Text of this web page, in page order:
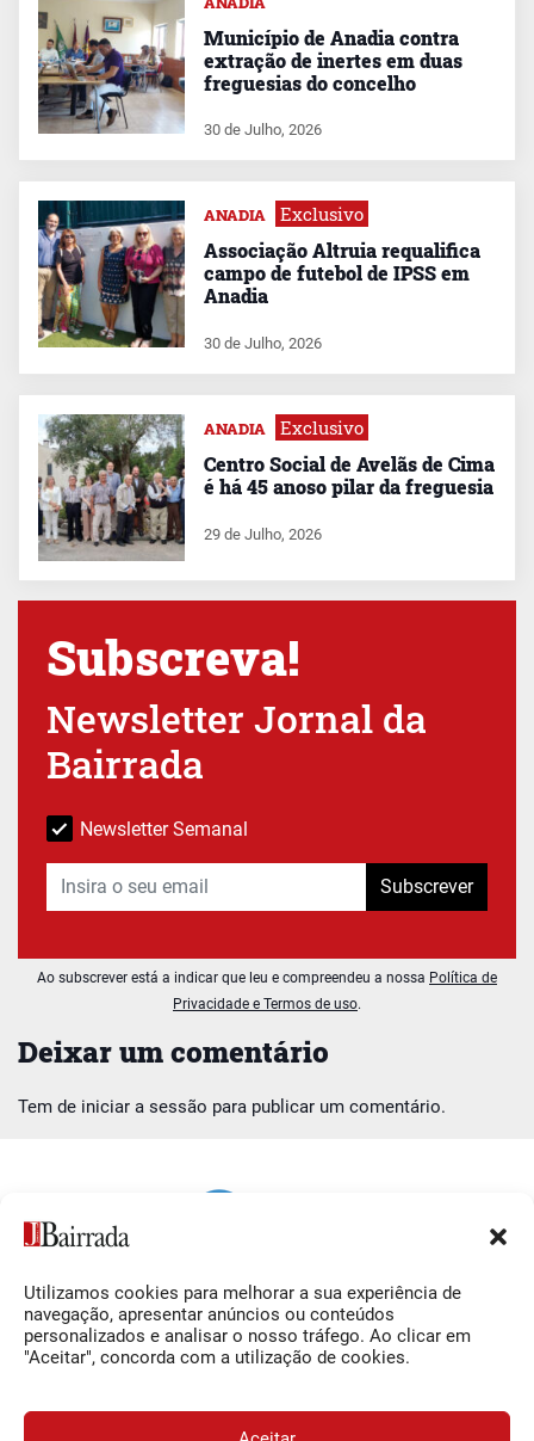
Utilizamos cookies para melhorar a sua experiência de
navegação, apresentar anúncios ou conteúdos
personalizados e analisar o nosso tráfego. Ao clicar em
"Aceitar", concorda com a utilização de cookies.
Deixar um comentário
Tem de iniciar a sessão para publicar um comentário.
Município de Anadia contra
extração de inertes em duas
freguesias do concelho
30 de Julho, 2026
ANADIA Exclusivo
Associação Altruia requalifica
campo de futebol de IPSS em
Anadia
30 de Julho, 2026
ANADIA Exclusivo
Centro Social de Avelãs de Cima
é há 45 anoso pilar da freguesia
29 de Julho, 2026
Subscreva!
Newsletter Jornal da
Bairrada
Newsletter Semanal
Subscrever
Ao subscrever está a indicar que leu e compreendeu a nossa Política de
Privacidade e Termos de uso.
Siga-nos
Facebook
O Jornal da Bairrada
Contactos